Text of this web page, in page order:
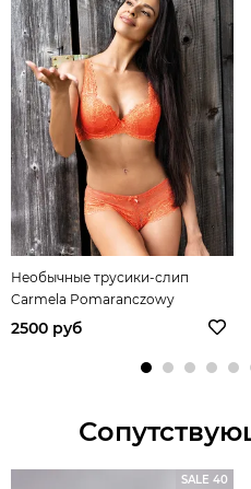
Необычные трусики-слип
Carmela Pomaranczowy
2500 руб
SALE 40